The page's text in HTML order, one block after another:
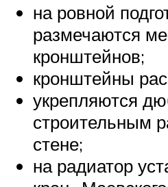
на ровной
размечаются
кронштейнов;
кронштейны
укрепляются
строительным
стене;
на радиатор